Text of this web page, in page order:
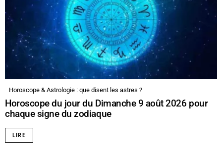
Horoscope & Astrologie : que disent les astres ?
Horoscope du jour du Dimanche 9 août 2026 pour
chaque signe du zodiaque
LIRE